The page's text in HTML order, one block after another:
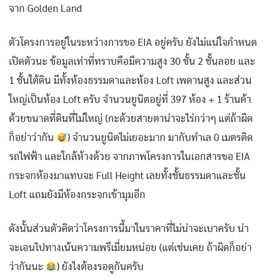
จาก Golden Land
ตัวโครงการอยู่ในระหว่างการขอ EIA อยู่ครับ ยังไม่แน่ใจกำหนด
เปิดตัวนะ ข้อมูลเท่าที่ทราบคือมีความสูง 30 ชั้น 2 ชั้นลอย และ
1 ชั้นใต้ดิน มีทั้งห้องธรรมดาและห้อง Loft เพดานสูง และส่วน
ใหญ่เป็นห้อง Loft ครับ จำนวนยูนิตอยู่ที่ 397 ห้อง + 1 ร้านค้า
ด้วยขนาดที่ดินที่ไม่ใหญ่ (กะด้วยสายตาน่าจะไร่กว่าๆ แต่ถ้าผิด
ก็อย่าว่ากัน
) จำนวนยูนิตไม่เยอะมาก มากับทำเล 0 เมตรติด
รถไฟฟ้า และใกล้ห้างด้วย จากภาพโครงการในเอกสารขอ EIA
กระจกห้องมาแทบจะ Full Height เลยทั้งชั้นธรรมดาและชั้น
Loft แถมยังมีห้องกระจกเข้ามุมอีก
ดังนั้นส่วนตัวคิดว่าโครงการนี้มาในราคาที่ไม่น่าจะเบาครับ น่า
จะเอนไปทางเน้นความพรีเมี่ยมหน่อย (แต่เช่นเคย ถ้าผิดก็อย่า
ว่ากันนะ
) ยังไงต้องรอดูกันครับ